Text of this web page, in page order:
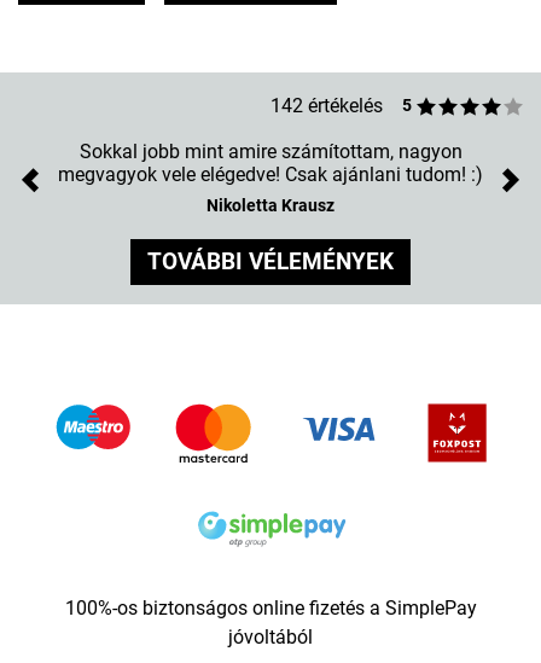
142 értékelés 5
Sokkal jobb mint amire számítottam, nagyon
megvagyok vele elégedve! Csak ajánlani tudom! :)
Nikoletta Krausz
Previous
TOVÁBBI VÉLEMÉNYEK
100%-os biztonságos online fizetés a SimplePay
jóvoltából